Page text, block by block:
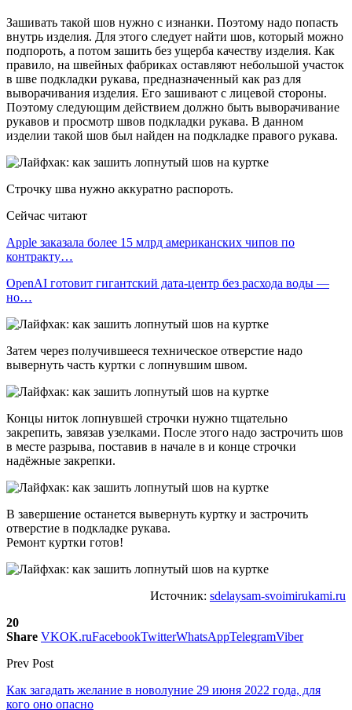
Зашивать такой шов нужно с изнанки. Поэтому надо попасть
внутрь изделия. Для этого следует найти шов, который можно
подпороть, а потом зашить без ущерба качеству изделия. Как
правило, на швейных фабриках оставляют небольшой участок
в шве подкладки рукава, предназначенный как раз для
выворачивания изделия. Его зашивают с лицевой стороны.
Поэтому следующим действием должно быть выворачивание
рукавов и просмотр швов подкладки рукава. В данном
изделии такой шов был найден на подкладке правого рукава.
Строчку шва нужно аккуратно распороть.
Сейчас читают
Apple заказала более 15 млрд американских чипов по
контракту…
OpenAI готовит гигантский дата-центр без расхода воды —
но…
Затем через получившееся техническое отверстие надо
вывернуть часть куртки с лопнувшим швом.
Концы ниток лопнувшей строчки нужно тщательно
закрепить, завязав узелками. После этого надо застрочить шов
в месте разрыва, поставив в начале в и конце строчки
надёжные закрепки.
В завершение останется вывернуть куртку и застрочить
отверстие в подкладке рукава.
Ремонт куртки готов!
Источник: sdelaysam-svoimirukami.ru
20
Share VKOK.ruFacebookTwitterWhatsAppTelegramViber
Prev Post
Как загадать желание в новолуние 29 июня 2022 года, для
кого оно опасно